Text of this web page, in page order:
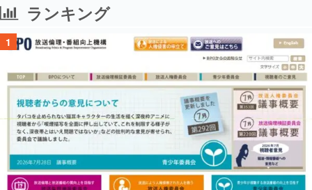
ランキング
1